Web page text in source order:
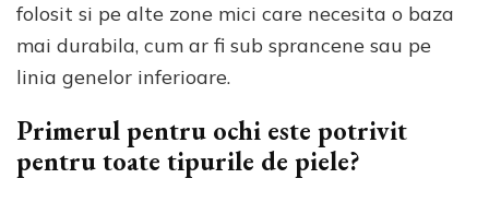
folosit si pe alte zone mici care necesita o baza
mai durabila, cum ar fi sub sprancene sau pe
linia genelor inferioare.
Primerul pentru ochi este potrivit
pentru toate tipurile de piele?